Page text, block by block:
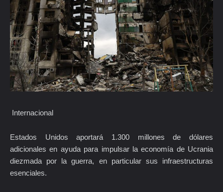
Internacional
Estados Unidos aportará 1.300 millones de dólares
adicionales en ayuda para impulsar la economía de Ucrania
diezmada por la guerra, en particular sus infraestructuras
esenciales.